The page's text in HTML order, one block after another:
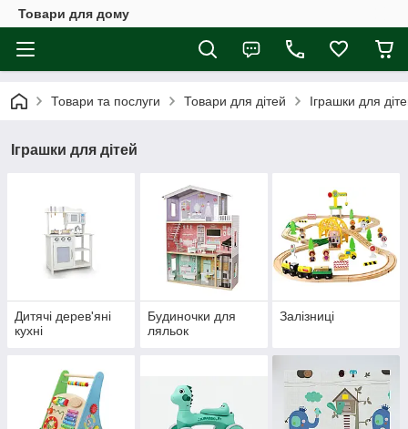
Товари для дому
Товари та послуги Товари для дітей Іграшки для
Іграшки для дітей
Дитячі дерев'яні
кухні
Будиночки для
ляльок
Залізниці